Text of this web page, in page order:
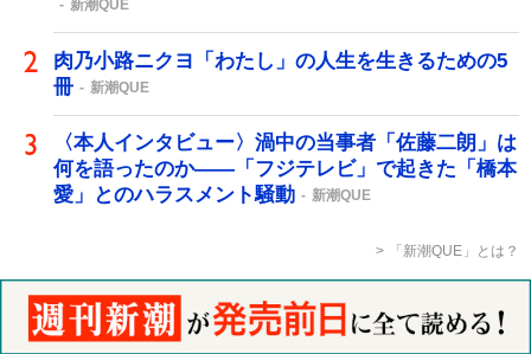
新潮QUE
肉乃小路ニクヨ「わたし」の人生を生きるための5
冊
新潮QUE
〈本人インタビュー〉渦中の当事者「佐藤二朗」は
何を語ったのか――「フジテレビ」で起きた「橋本
愛」とのハラスメント騒動
新潮QUE
「新潮QUE」とは？